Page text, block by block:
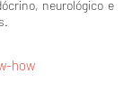
neurológico e
how